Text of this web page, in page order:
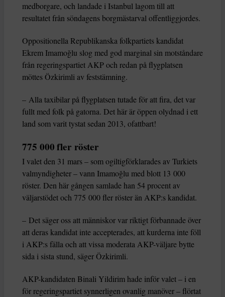
medborgare, och landade i Istanbul lagom till att
resultatet från söndagens borgmästarval offentliggjordes.
Oppositionella Republikanska folkpartiets kandidat
Ekrem Imamoğlu slog med god marginal sin motståndare
från regeringspartiet AKP och redan på flygplatsen
möttes Özkirimli av feststämning.
– Alla taxibilar på flygplatsen tutade för att fira, det var
fullt med folk på gatorna. Det här är öppen olydnad i ett
land som varit tystat sedan 2013, ofattbart!
775 000 fler röster
I valet den 31 mars – som ogiltigförklarades av Turkiets
valmyndigheter – vann Imamoğlu med blott 13 000
röster. Den här gången samlade han 54 procent av
väljarstödet och 775 000 fler röster än AKP:s kandidat.
– Det säger oss att människor var riktigt förbannade över
att deras kandidat inte accepterades, att kurderna inte föll
i AKP:s fälla och att vissa moderata AKP-väljare bytte
sida i sista stund, säger Özkirimli.
AKP-kandidaten Binali Yildirim hade inför valet – i en
för regeringspartiet synnerligen ovanlig manöver – flörtat